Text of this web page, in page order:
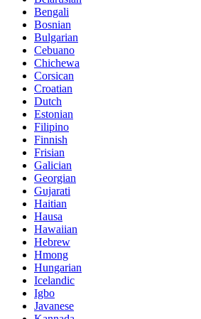
Bengali
Bosnian
Bulgarian
Cebuano
Chichewa
Corsican
Croatian
Dutch
Estonian
Filipino
Finnish
Frisian
Galician
Georgian
Gujarati
Haitian
Hausa
Hawaiian
Hebrew
Hmong
Hungarian
Icelandic
Igbo
Javanese